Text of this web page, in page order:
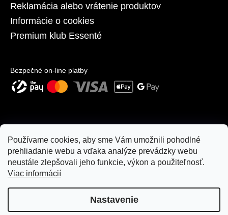
Používame cookies, aby sme Vám umožnili pohodlné
prehliadanie webu a vďaka analýze prevádzky webu
neustále zlepšovali jeho funkcie, výkon a použiteľnosť.
Viac informácií
Nastavenie
Reklamácia alebo vrátenie produktov
Informácie o cookies
Premium klub Essenté
Bezpečné on-line platby